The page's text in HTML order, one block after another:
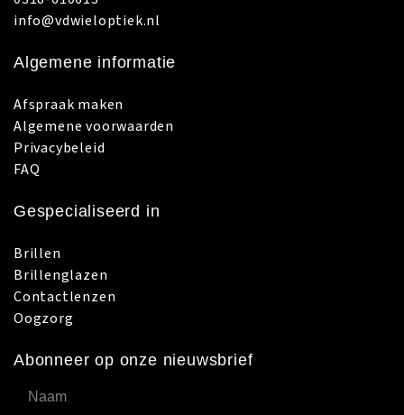
info@vdwieloptiek.nl
Algemene informatie
Afspraak maken
Algemene voorwaarden
Privacybeleid
FAQ
Gespecialiseerd in
Brillen
Brillenglazen
Contactlenzen
Oogzorg
Abonneer op onze nieuwsbrief